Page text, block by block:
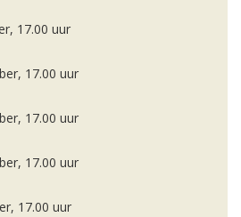
17.00 uur
17.00 uur
17.00 uur
17.00 uur
17.00 uur